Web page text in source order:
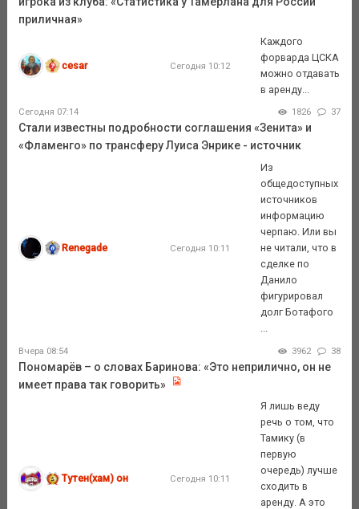
приличная»
cesar Сегодня 10:12
Каждого
форварда ЦСКА
можно отдавать
в аренду...
Сегодня 07:14 1826 37
Стали известны подробности соглашения «Зенита» и
«Фламенго» по трансферу Луиса Энрике - источник
Renegade Сегодня 10:11
Из
общедоступных
источников
информацию
черпаю. Или вы
не читали, что в
сделке по
Данило
фигурировал
долг Ботафого
Вчера 08:54 3962 38
Пономарёв – о словах Баринова: «Это неприлично, он не
имеет права так говорить»
Тутен(хам) он Сегодня 10:11
Я лишь веду
речь о том, что
Тамику (в
первую
очередь) лучше
сходить в
аренду. А это